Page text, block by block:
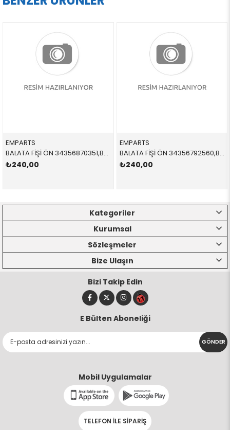
EMPARTS
BALATA FİŞİ ÖN 34356870351,BWS1811 34356870351 34356870351 G01
₺240,00
EMPARTS
BALATA FİŞİ ÖN 34356792560,BWS0287 34356792560 34356792560 E81,E87,E90,E91,E92,E93 2005-2012
₺240,00
Kategoriler
Kurumsal
Sözleşmeler
Bize Ulaşın
Bizi Takip Edin
E Bülten Aboneliği
GÖNDER
Mobil Uygulamalar
TELEFON İLE SİPARİŞ